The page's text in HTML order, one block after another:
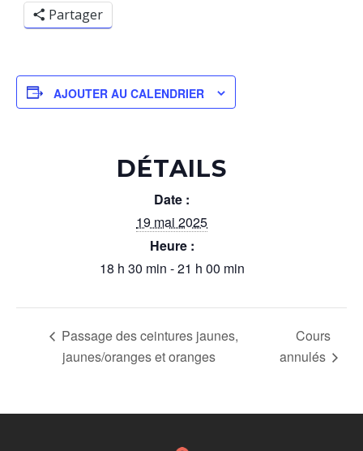
Partager
AJOUTER AU CALENDRIER
DÉTAILS
Date :
19 mai 2025
Heure :
18 h 30 min - 21 h 00 min
Passage des ceintures jaunes,
jaunes/oranges et oranges
Cours
annulés